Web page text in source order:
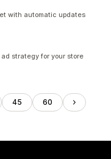
with automatic updates
strategy for your store
45 60